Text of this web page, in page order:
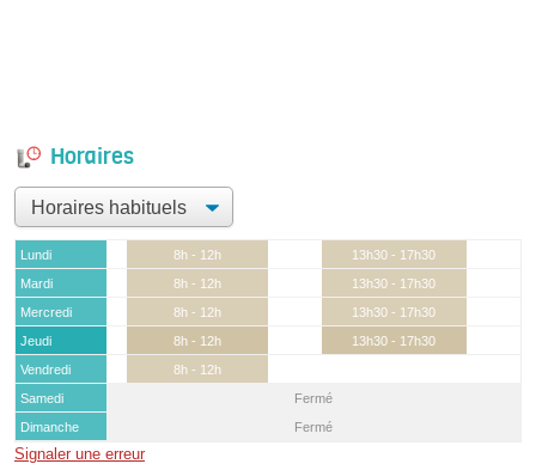
Horaires
Lundi 8h - 12h
13h30 - 17h30
Mardi
8h - 12h
13h30 - 17h30
Mercredi
8h - 12h
13h30 - 17h30
Jeudi
8h - 12h
13h30 - 17h30
Vendredi
8h - 12h
Samedi
Fermé
Dimanche
Fermé
Signaler une erreur